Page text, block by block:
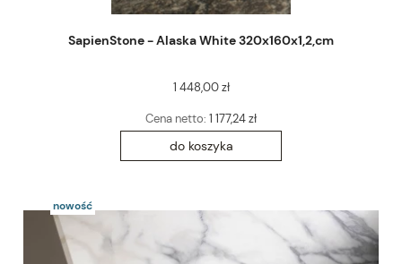
SapienStone - Alaska White 320x160x1,2,cm
1 448,00 zł
Cena netto: 1 177,24 zł
do koszyka
nowość